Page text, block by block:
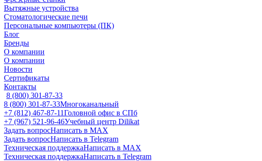
Вытяжные устройства
Стоматологические печи
Персональные компьютеры (ПК)
Блог
Бренды
О компании
О компании
Новости
Сертификаты
Контакты
8 (800) 301-87-33
8 (800) 301-87-33Многоканальный
+7 (812) 467-87-11Головной офис в СПб
+7 (967) 521-96-46Учебный центр Dilikat
Задать вопросНаписать в MAX
Задать вопросНаписать в Telegram
Техническая поддержкаНаписать в MAX
Техническая поддержкаНаписать в Telegram